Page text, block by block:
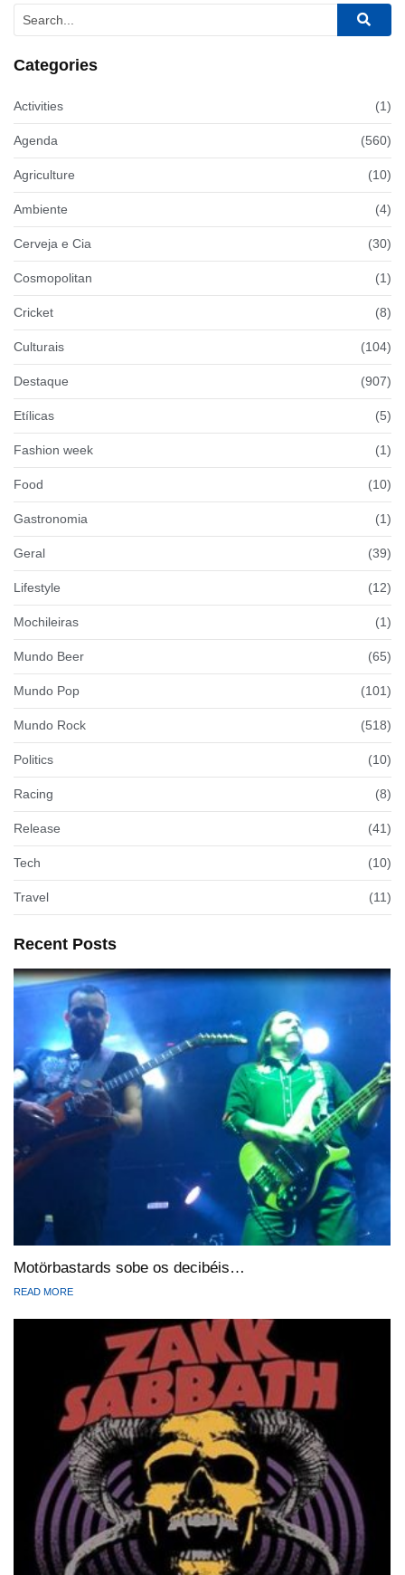
Categories
Activities (1)
Agenda (560)
Agriculture (10)
Ambiente (4)
Cerveja e Cia (30)
Cosmopolitan (1)
Cricket (8)
Culturais (104)
Destaque (907)
Etílicas (5)
Fashion week (1)
Food (10)
Gastronomia (1)
Geral (39)
Lifestyle (12)
Mochileiras (1)
Mundo Beer (65)
Mundo Pop (101)
Mundo Rock (518)
Politics (10)
Racing (8)
Release (41)
Tech (10)
Travel (11)
Recent Posts
Motörbastards sobe os decibéis…
READ MORE